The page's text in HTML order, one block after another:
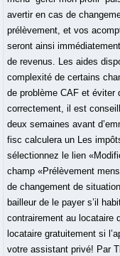
avertir en cas de
prélèvement, et vos
seront ainsi
de revenus. Les aides
complexité de certains
de problème CAF et éviter
correctement, il est
deux semaines avant
fisc calculera un Les
sélectionnez le lien
champ «Prélèvement
de changement de
bailleur de le payer s’il
contrairement au locataire
locataire gratuitement si
votre assistant privé! Par